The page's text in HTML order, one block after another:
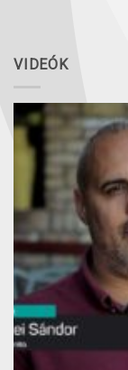
VIDEÓK